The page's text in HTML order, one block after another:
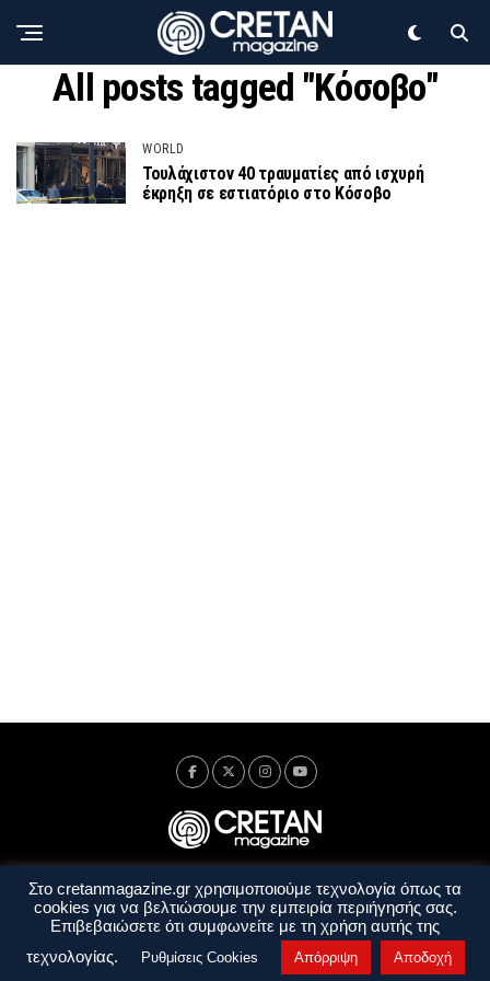
All posts tagged "Κόσοβο"
WORLD
Τουλάχιστον 40 τραυματίες από ισχυρή
έκρηξη σε εστιατόριο στο Κόσοβο
Ταυτότητα Πολιτική Απορρήτου
Όροι Χρήσης
Όροι και Προϋποθέσεις
Στο cretanmagazine.gr χρησιμοποιούμε τεχνολογία όπως τα
cookies για να βελτιώσουμε την εμπειρία περιήγησής σας.
Επιβεβαιώσετε ότι συμφωνείτε με τη χρήση αυτής της
τεχνολογίας.
Ρυθμίσεις Cookies Απόρριψη Αποδοχή